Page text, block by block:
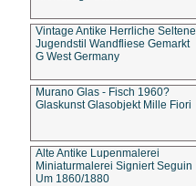
Vintage Antike Herrliche Seltene
Jugendstil Wandfliese Gemarkt
G West Germany
Murano Glas - Fisch 1960?
Glaskunst Glasobjekt Mille Fiori
Alte Antike Lupenmalerei
Miniaturmalerei Signiert Seguin
Um 1860/1880